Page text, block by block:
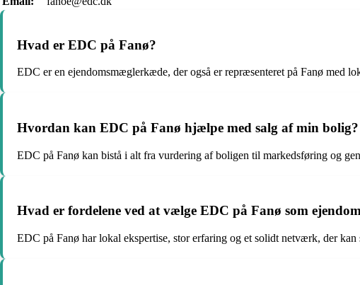
Hvad er EDC på Fanø?
EDC er en ejendomsmæglerkæde, der også er repræsenteret på Fanø med
Hvordan kan EDC på Fanø hjælpe med salg af min bolig?
EDC på Fanø kan bistå i alt fra vurdering af boligen til markedsføring og
Hvad er fordelene ved at vælge EDC på Fanø som
EDC på Fanø har lokal ekspertise, stor erfaring og et solidt netværk, der